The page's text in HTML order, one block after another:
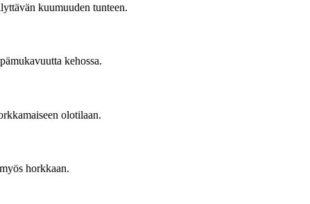
kuumuuden tunteen.
kehossa.
olotilaan.
horkkaan.